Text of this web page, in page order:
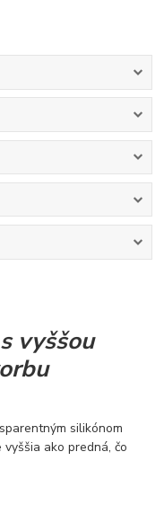
vyššou
silikónom
ako predná, čo